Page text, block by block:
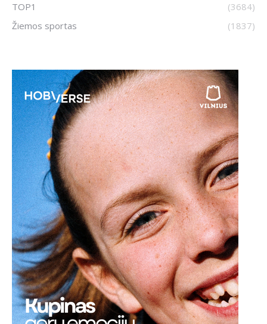
TOP1
(3684)
Žiemos sportas
(1837)